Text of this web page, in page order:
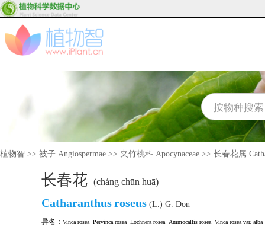
植物智 >> 被子 Angiospermae >> 夹竹桃科 Apocynaceae >> 长春花属
长春花 (cháng chūn huā)
Catharanthusroseus (L.) G. Don
异名： Vinca rosea Pervinca rosea Lochnera rosea Ammocallis rosea Vinca rosea var. alba